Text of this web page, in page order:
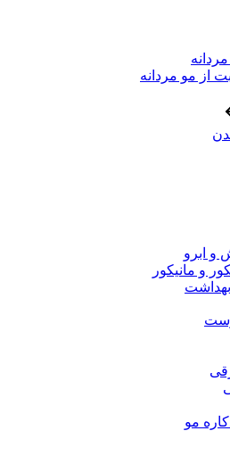
از مو مردانه
و ابرو
و مانیکور
مو